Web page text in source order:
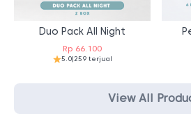
Duo Pack All Night
Rp 66.100
5.0|259 terjual
View All